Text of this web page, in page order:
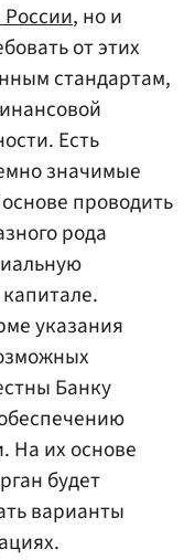
, но и
от этих
стандартам,
Есть
значимые
проводить
рода
указания
Банку
На их основе
будет
варианты